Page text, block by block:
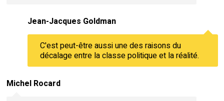
Jean-Jacques Goldman
C'est peut-être aussi une des raisons du
décalage entre la classe politique et la réalité.
Michel Rocard